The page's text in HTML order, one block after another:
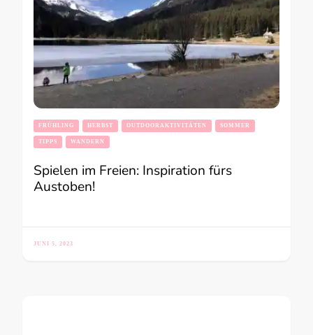
FRÜHLING HERBST OUTDOORAKTIVITÄTEN SOMMER
TIPPS WANDERN
Spielen im Freien: Inspiration fürs
Austoben!
JUNI 5, 2023